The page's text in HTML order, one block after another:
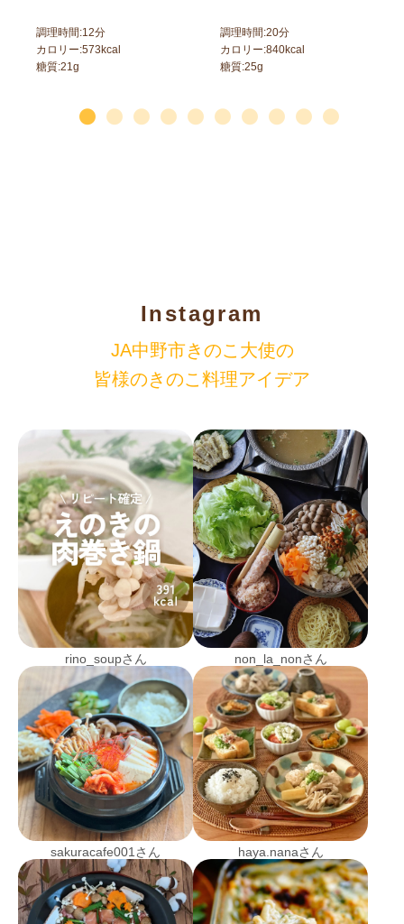
調理時間:12分
カロリー:573kcal
糖質:21g
調理時間:20分
カロリー:840kcal
糖質:25g
Instagram
JA中野市きのこ大使の
皆様のきのこ料理アイデア
rino_soupさん non_la_nonさん
sakuracafe001さん haya.nanaさん